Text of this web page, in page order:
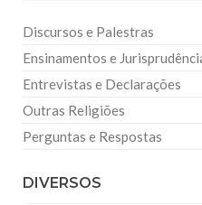
Discursos e Palestras
Ensinamentos e
Entrevistas e Declarações
Outras Religiões
Perguntas e Respostas
DIVERSOS